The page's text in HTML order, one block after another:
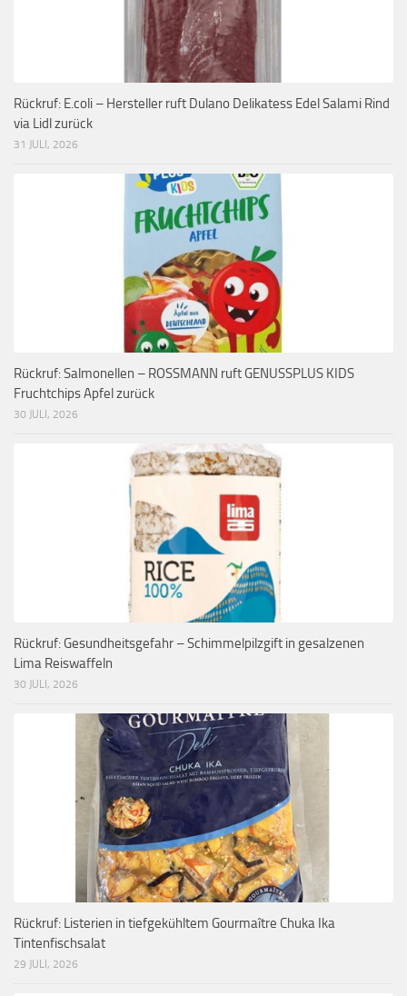
Rückruf: E.coli – Hersteller ruft Dulano Delikatess Edel Salami Rind
via Lidl zurück
31 JULI, 2026
Rückruf: Salmonellen – ROSSMANN ruft GENUSSPLUS KIDS
Fruchtchips Apfel zurück
30 JULI, 2026
Rückruf: Gesundheitsgefahr – Schimmelpilzgift in gesalzenen
Lima Reiswaffeln
30 JULI, 2026
Rückruf: Listerien in tiefgekühltem Gourmaître Chuka Ika
Tintenfischsalat
29 JULI, 2026